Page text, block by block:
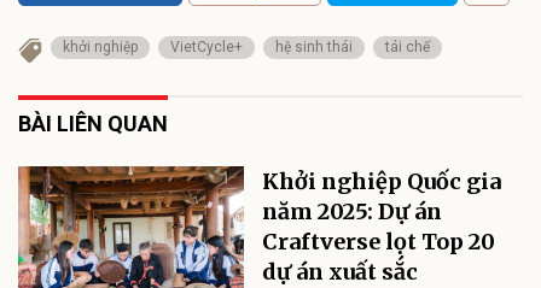
khởi nghiệp VietCycle+ hệ sinh thái tái chế
BÀI LIÊN QUAN
Khởi nghiệp Quốc gia
năm 2025: Dự án
Craftverse lọt Top 20
dự án xuất sắc